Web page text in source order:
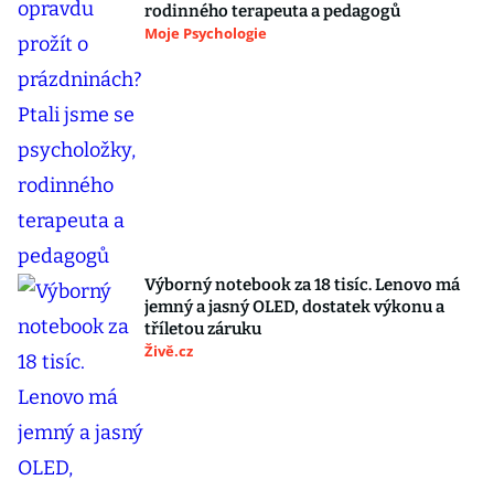
rodinného terapeuta a pedagogů
Moje Psychologie
Výborný notebook za 18 tisíc. Lenovo má
jemný a jasný OLED, dostatek výkonu a
tříletou záruku
Živě.cz